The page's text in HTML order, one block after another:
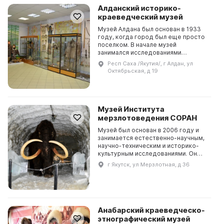
Алданский историко-
краеведческий музей
Музей Алдана был основан в 1933
году, когда город был еще просто
поселком. В начале музей
занимался исследованиями
минералогии. В 1999 году
деревянное здание уничтожило все
экспонаты, но работники муз...
Респ Саха /Якутия/, г Алдан, ул
Октябрьская, д 19
Музей Института
мерзлотоведения СОРАН
Музей был основан в 2006 году и
занимается естественно-научным,
научно-техническим и историко-
культурным исследованиями. Он
включает в себя три основных
музейно-научных комплекса:
г Якутск, ул Мерзлотная, д 36
Анабарский краеведческо-
этнографический музей